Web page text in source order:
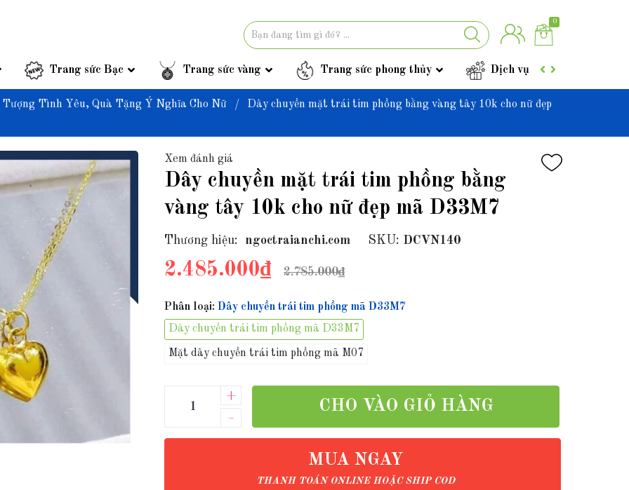
0
Trang sức Bạc Trang sức vàng Trang sức phong thủy Dịch vụ
Tình Yêu, Quà Tặng Ý Nghĩa Cho Nữ /
Dây chuyền mặt trái tim phồng bằng vàng tây 10k cho nữ đẹp
Xem đánh giá
Dây chuyền mặt trái tim phồng bằng
vàng tây 10k cho nữ đẹp mã D33M7
Thương hiệu: ngoctraianchi.com SKU: DCVN140
2.485.000₫ 2.785.000₫
Phân loại: Dây chuyền trái tim phồng mã D33M7
Dây chuyền trái tim phồng mã D33M7
Mặt dây chuyền trái tim phồng mã M07
–
+
CHO VÀO GIỎ HÀNG
MUA NGAY
THANH TOÁN ONLINE HOẶC SHIP COD